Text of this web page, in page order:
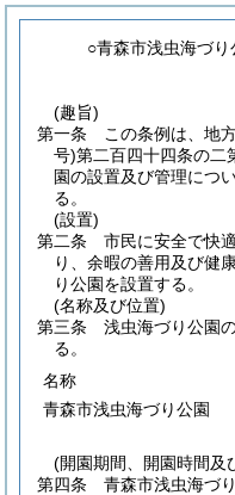
○青森市浅虫海づり
(趣旨)
第一条
この条例は、地
号)第二百四十四条の二
園の設置及び管理につ
る。
(設置)
第二条
市民に安全で快
り、余暇の善用及び健
り公園を設置する。
(名称及び位置)
第三条
浅虫海づり公園
る。
名称
青森市浅虫海づり公園
(開園期間、開園時間及
第四条
青森市浅虫海づ